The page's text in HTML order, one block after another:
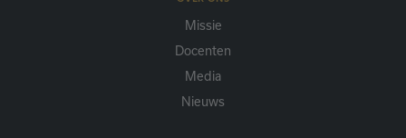
Missie
Docenten
Media
Nieuws